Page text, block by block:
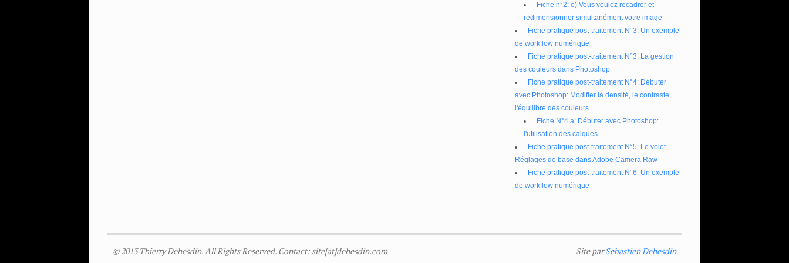
Fiche n°2: e) Vous voulez recadrer et
redimensionner simultanément votre image
Fiche pratique post-traitement N°3: Un exemple
de workflow numérique
Fiche pratique post-traitement N°3: La gestion
des couleurs dans Photoshop
Fiche pratique post-traitement N°4: Débuter
avec Photoshop: Modifier la densité, le contraste,
l'équilibre des couleurs
Fiche N°4 a: Débuter avec Photoshop:
l'utilisation des calques
Fiche pratique post-traitement N°5: Le volet
Réglages de base dans Adobe Camera Raw
Fiche pratique post-traitement N°6: Un exemple
de workflow numérique
© 2013 Thierry Dehesdin. All Rights Reserved. Contact: site[at]dehesdin.com Site parSebastien Dehesdin